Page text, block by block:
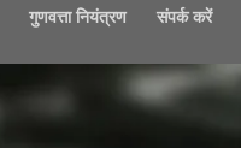
गुणवत्ता नियंत्रण संपर्क करें